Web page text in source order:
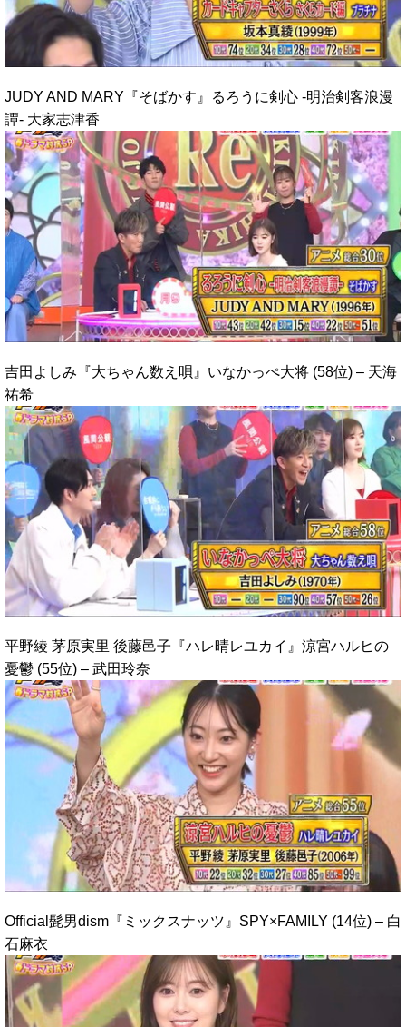
JUDY AND MARY『そばかす』るろうに剣心 -明治剣客浪漫
譚- 大家志津香
吉田よしみ『大ちゃん数え唄』いなかっぺ大将 (58位) – 天海
祐希
平野綾 茅原実里 後藤邑子『ハレ晴レユカイ』涼宮ハルヒの
憂鬱 (55位) – 武田玲奈
Official髭男dism『ミックスナッツ』SPY×FAMILY (14位) – 白
石麻衣